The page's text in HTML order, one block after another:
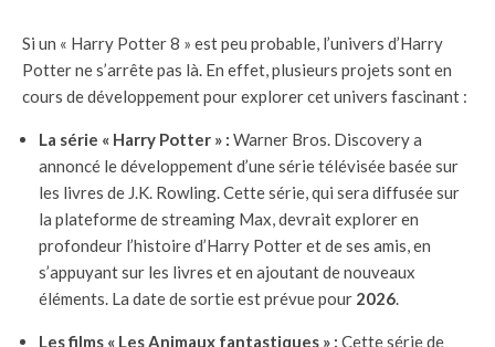
Si un « Harry Potter 8 » est peu probable, l’univers d’Harry
Potter ne s’arrête pas là. En effet, plusieurs projets sont en
cours de développement pour explorer cet univers fascinant :
La série « Harry Potter » : Warner Bros. Discovery a
annoncé le développement d’une série télévisée basée sur
les livres de J.K. Rowling. Cette série, qui sera diffusée sur
la plateforme de streaming Max, devrait explorer en
profondeur l’histoire d’Harry Potter et de ses amis, en
s’appuyant sur les livres et en ajoutant de nouveaux
éléments. La date de sortie est prévue pour 2026.
Les films « Les Animaux fantastiques » : Cette série de